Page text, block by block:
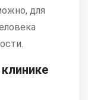
для